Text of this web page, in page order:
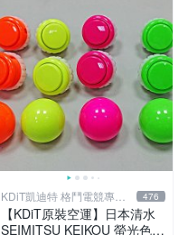
KDiT凱迪特 格鬥電競專業
開發
476
【KDiT原裝空運】日本清水
SEIMITSU KEIKOU 螢光色系